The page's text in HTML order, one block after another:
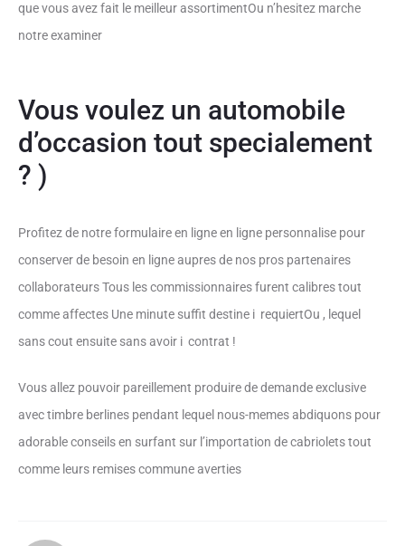
que vous avez fait le meilleur assortimentOu n’hesitez marche
notre examiner
Vous voulez un automobile
d’occasion tout specialement
? )
Profitez de notre formulaire en ligne en ligne personnalise pour
conserver de besoin en ligne aupres de nos pros partenaires
collaborateurs Tous les commissionnaires furent calibres tout
comme affectes Une minute suffit destine i requiertOu , lequel
sans cout ensuite sans avoir i contrat !
Vous allez pouvoir pareillement produire de demande exclusive
avec timbre berlines pendant lequel nous-memes abdiquons pour
adorable conseils en surfant sur l’importation de cabriolets tout
comme leurs remises commune averties